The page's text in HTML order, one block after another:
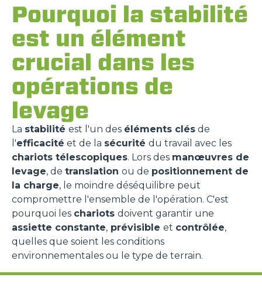
Pourquoi la stabilité
est un élément
crucial dans les
opérations de
levage
La stabilité est l'un des éléments clés de
l'efficacité et de la sécurité du travail avec les
chariots télescopiques. Lors des manœuvres de
levage, de translation ou de positionnement de
la charge, le moindre déséquilibre peut
compromettre l'ensemble de l'opération. C'est
pourquoi les chariots doivent garantir une
assiette constante, prévisible et contrôlée,
quelles que soient les conditions
environnementales ou le type de terrain.